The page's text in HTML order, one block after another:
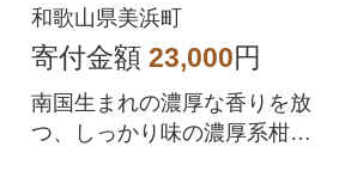
和歌山県美浜町
寄付金額 23,000円
南国生まれの濃厚な香りを放
つ、しっかり味の濃厚系柑橘